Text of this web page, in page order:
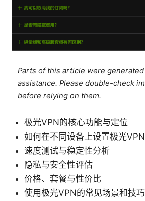
Parts of this article were
assistance. Please double-check
before relying on them.
极光VPN的核心功能与定位
如何在不同设备上设置极光VPN
速度测试与稳定性分析
隐私与安全性评估
价格、套餐与性价比
使用极光VPN的常见场景和技巧